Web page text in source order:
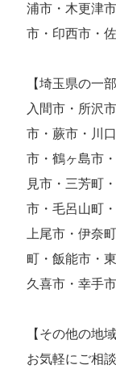
浦市・木更津
市・印西市・
【埼玉県の一
入間市・所沢
市・蕨市・川
市・鶴ヶ島市
見市・三芳町
市・毛呂山町
上尾市・伊奈
町・飯能市・
久喜市・幸手
【その他の地
お気軽にご相